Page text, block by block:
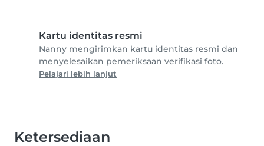
Kartu identitas resmi
Nanny mengirimkan kartu identitas resmi dan
menyelesaikan pemeriksaan verifikasi foto.
Pelajari lebih lanjut
Ketersediaan